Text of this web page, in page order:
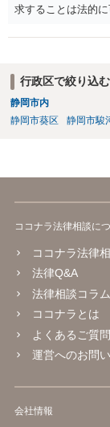
求することは法的
は成立していませ
です。 分割拒否と
払いには同意して
伝えます。 相手の
訴訟など）をとる
行政区で絞り込む
静岡市内
静岡市葵区
静岡市駿
ココナラ法律相談に
ココナラ法律
法律Q&A
法律相談コラム
ココナラとは
よくあるご質問
運営へのお問
会社情報